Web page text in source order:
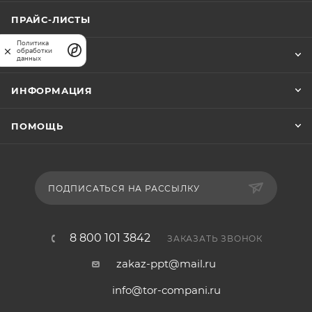
ПРАЙС-ЛИСТЫ
КОМПАНИЯ
ИНФОРМАЦИЯ
ПОМОЩЬ
ПОДПИСАТЬСЯ НА РАССЫЛКУ
8 800 101 3842 ЗАКАЗАТЬ ЗВОНОК
zakaz-ppt@mail.ru
info@tor-compani.ru
Политика
обработки
данных